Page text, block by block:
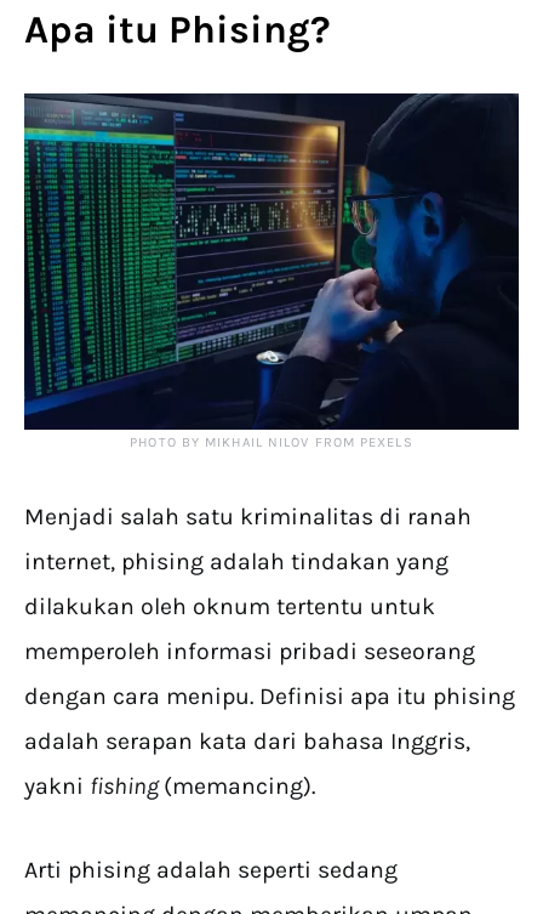
Apa itu Phising?
PHOTO BY MIKHAIL NILOV FROM PEXELS
Menjadi salah satu kriminalitas di ranah
internet, phising adalah tindakan yang
dilakukan oleh oknum tertentu untuk
memperoleh informasi pribadi seseorang
dengan cara menipu. Definisi apa itu phising
adalah serapan kata dari bahasa Inggris,
yakni fishing(memancing).
Arti phising adalah seperti sedang